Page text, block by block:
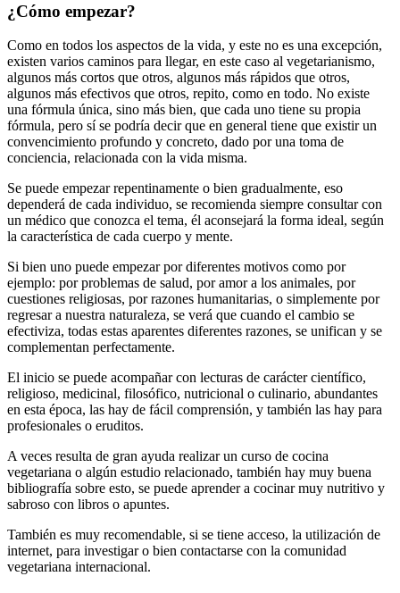
¿Cómo empezar?
Como en todos los aspectos de la vida, y este no es una excepción,
existen varios caminos para llegar, en este caso al vegetarianismo,
algunos más cortos que otros, algunos más rápidos que otros,
algunos más efectivos que otros, repito, como en todo. No existe
una fórmula única, sino más bien, que cada uno tiene su propia
fórmula, pero sí se podría decir que en general tiene que existir un
convencimiento profundo y concreto, dado por una toma de
conciencia, relacionada con la vida misma.
Se puede empezar repentinamente o bien gradualmente, eso
dependerá de cada individuo, se recomienda siempre consultar con
un médico que conozca el tema, él aconsejará la forma ideal, según
la característica de cada cuerpo y mente.
Si bien uno puede empezar por diferentes motivos como por
ejemplo: por problemas de salud, por amor a los animales, por
cuestiones religiosas, por razones humanitarias, o simplemente por
regresar a nuestra naturaleza, se verá que cuando el cambio se
efectiviza, todas estas aparentes diferentes razones, se unifican y se
complementan perfectamente.
El inicio se puede acompañar con lecturas de carácter científico,
religioso, medicinal, filosófico, nutricional o culinario, abundantes
en esta época, las hay de fácil comprensión, y también las hay para
profesionales o eruditos.
A veces resulta de gran ayuda realizar un curso de cocina
vegetariana o algún estudio relacionado, también hay muy buena
bibliografía sobre esto, se puede aprender a cocinar muy nutritivo y
sabroso con libros o apuntes.
También es muy recomendable, si se tiene acceso, la utilización de
internet, para investigar o bien contactarse con la comunidad
vegetariana internacional.